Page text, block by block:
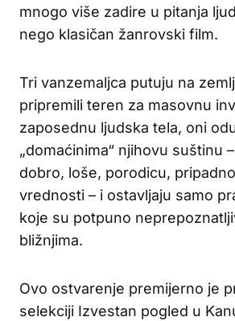
mnogo više zadire u pitanja
nego klasičan žanrovski film.
Tri vanzemaljca putuju na
pripremili teren za masovnu
zaposednu ljudska tela, oni
„domaćinima“ njihovu suštinu
dobro, loše, porodicu,
vrednosti – i ostavljaju samo
koje su potpuno
bližnjima.
Ovo ostvarenje premijerno je
selekciji Izvestan pogled u